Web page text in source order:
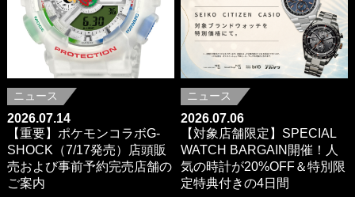
ニュース
2026.07.14
【重要】ポケモンコラボG-
SHOCK（7/17発売）店頭販
売および事前予約完売店舗の
ご案内
ニュース
2026.07.06
【対象店舗限定】SPECIAL
WATCH BARGAIN開催！人
気の時計が20%OFF＆特別限
定特典付きの4日間